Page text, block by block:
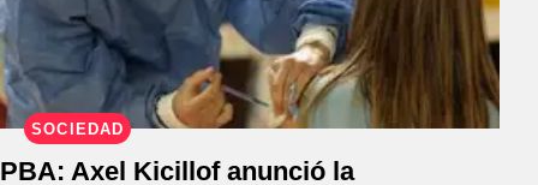
SOCIEDAD
PBA: Axel Kicillof anunció la